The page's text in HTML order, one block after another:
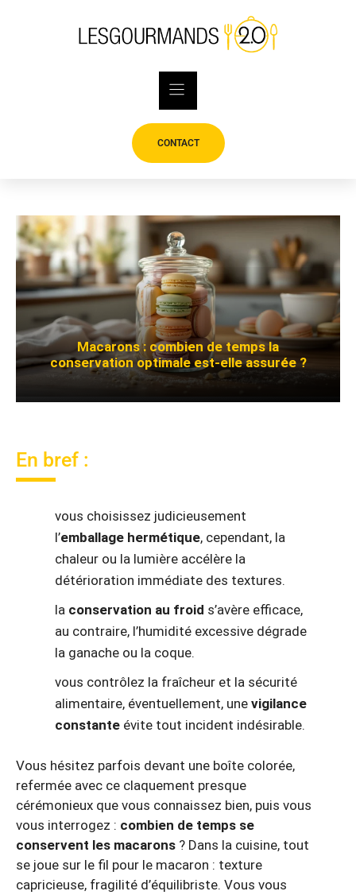
CONTACT
Macarons : combien de temps la
conservation optimale est-elle assurée ?
En bref :
vous choisissez judicieusement
l’emballage hermétique, cependant, la
chaleur ou la lumière accélère la
détérioration immédiate des textures.
la conservation au froid s’avère efficace,
au contraire, l’humidité excessive dégrade
la ganache ou la coque.
vous contrôlez la fraîcheur et la sécurité
alimentaire, éventuellement, une vigilance
constante évite tout incident indésirable.
Vous hésitez parfois devant une boîte colorée,
refermée avec ce claquement presque
cérémonieux que vous connaissez bien, puis vous
vous interrogez : combien de temps se
conservent les macarons ? Dans la cuisine, tout
se joue sur le fil pour le macaron : texture
capricieuse, fragilité d’équilibriste. Vous vous